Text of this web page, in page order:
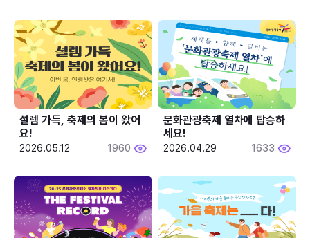
설렘 가득, 축제의 봄이 왔어
요!
2026.05.12 1960
문화관광축제 열차에 탑승하
세요!
2026.04.29 1633